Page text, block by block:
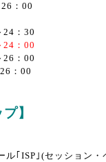
：00
：30
：00
：00
：00
】
｢ISP｣(セッション・